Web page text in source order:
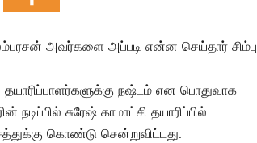
அவர்களை அப்படி என்ன செய்தார் சிம்பு
தயாரிப்பாளர்களுக்கு நஷ்டம் என பொதுவாக
சுரேஷ் காமாட்சி தயாரிப்பில்
கொண்டு சென்றுவிட்டது.